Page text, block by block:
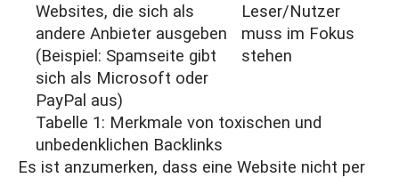
Websites, die sich als
andere Anbieter ausgeben
(Beispiel: Spamseite gibt
sich als Microsoft oder
PayPal aus)
Leser/Nutzer
muss im Fokus
stehen
Tabelle 1: Merkmale von toxischen und
unbedenklichen Backlinks
Es ist anzumerken, dass eine Website nicht per